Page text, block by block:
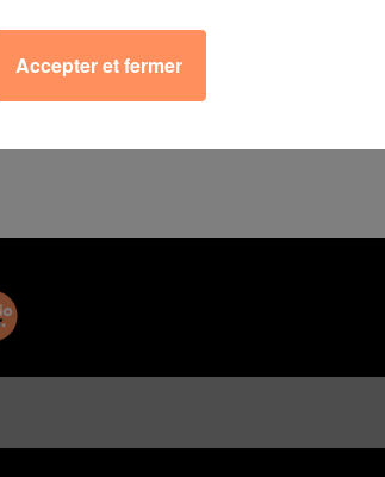
inattendue.
Segal sur Facebook.
Accepter et fermer